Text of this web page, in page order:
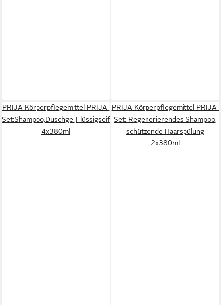
PRIJA Körperpflegemittel PRIJA-
Set:Shampoo,Duschgel,Flüssigseife,Feuchtigkeitscreme
4x380ml
PRIJA Körperpflegemittel PRIJA-
Set: Regenerierendes Shampoo,
schützende Haarspülung
2x380ml